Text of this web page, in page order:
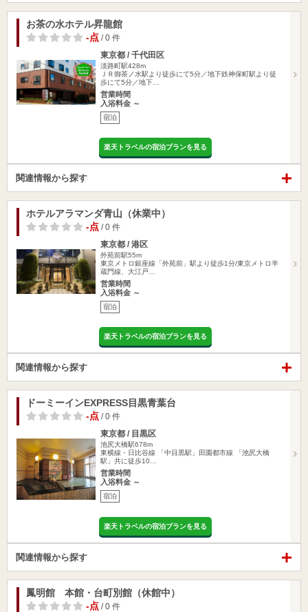
お茶の水ホテル昇龍館
-点 / 0 件
東京都 / 千代田区
淡路町駅428m
ＪＲ御茶ノ水駅より徒歩にて5分／地下鉄神保町駅より徒
歩にて5分／地下…
営業時間
入浴料金 ～
宿泊
楽天トラベルの宿泊プランを見る
関連情報から探す
ホテルアラマンダ青山（休業中）
-点 / 0 件
東京都 / 港区
外苑前駅55m
東京メトロ銀座線「外苑前」駅より徒歩1分/東京メトロ半
蔵門線、大江戸…
営業時間
入浴料金 ～
宿泊
楽天トラベルの宿泊プランを見る
関連情報から探す
ドーミーインEXPRESS目黒青葉台
-点 / 0 件
東京都 / 目黒区
池尻大橋駅678m
東横線・日比谷線 「中目黒駅」田園都市線 「池尻大橋
駅」共に徒歩10…
営業時間
入浴料金 ～
宿泊
楽天トラベルの宿泊プランを見る
関連情報から探す
鳳明館 本館・台町別館（休館中）
-点 / 0 件